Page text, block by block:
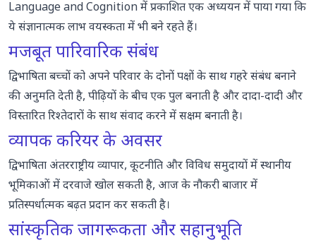
Language and Cognitionमें प्रकाशित एक अध्ययन में पाया गया कि
ये संज्ञानात्मक लाभ वयस्कता में भी बने रहते हैं।
मजबूत पारिवारिक संबंध
द्विभाषिता बच्चों को अपने परिवार के दोनों पक्षों के साथ गहरे संबंध बनाने
की अनुमति देती है, पीढ़ियों के बीच एक पुल बनाती है और दादा-दादी और
विस्तारित रिश्तेदारों के साथ संवाद करने में सक्षम बनाती है।
व्यापक करियर के अवसर
द्विभाषिता अंतरराष्ट्रीय व्यापार, कूटनीति और विविध समुदायों में स्थानीय
भूमिकाओं में दरवाजे खोल सकती है, आज के नौकरी बाजार में
प्रतिस्पर्धात्मक बढ़त प्रदान कर सकती है।
सांस्कृतिक जागरूकता और सहानुभूति